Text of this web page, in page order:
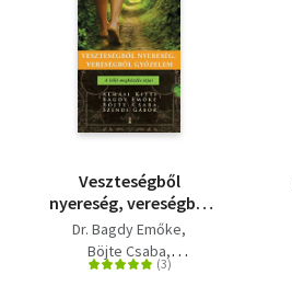
Veszteségből
nyereség, vereségből
győzelem - A lelki
megküzdés útjai
Dr. Bagdy Emőke
Böjte Csaba
Szendi Gábor Almási Kitti